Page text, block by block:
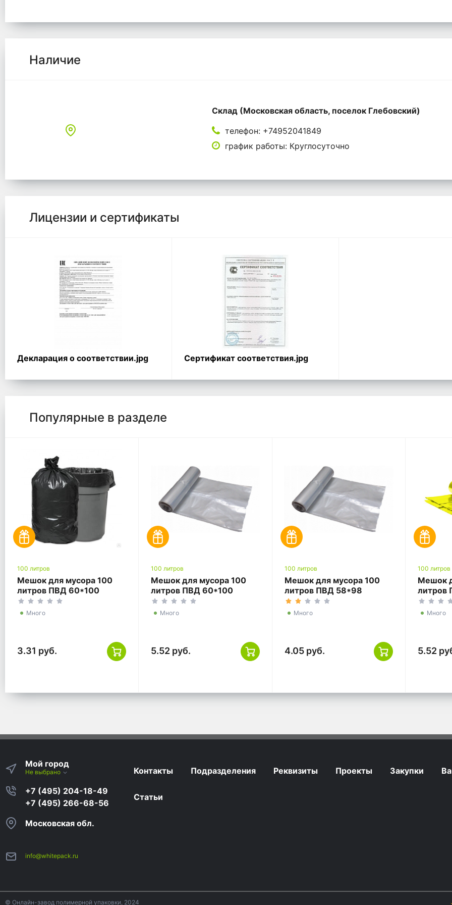
Наличие
Склад (Московская область, поселок Глебовский)
телефон: +74952041849
график работы: Круглосуточно
Лицензии и сертификаты
Декларация о соответствии.jpg Сертификат соответствия.jpg
Популярные в разделе
100 литров
Мешок для мусора 100
литров ПВД 60*100
черный ГОСТ
Много
3.31 руб.
100 литров
Мешок для мусора 100
литров ПВД 60*100
прозрачный ГОСТ
Много
5.52 руб.
100 литров
Мешок для мусора 100
литров ПВД 58*98
прозрачный ТУ
Много
4.05 руб.
100 литров
Мешок
литров
Много
5.52
Мой город
Не выбрано
+7 (495) 204-18-49
+7 (495) 266-68-56
Московская обл.
info@whitepack.ru
Контакты Подразделения Реквизиты Проекты Закупки
Статьи
© Онлайн-завод полимерной упаковки, 2024